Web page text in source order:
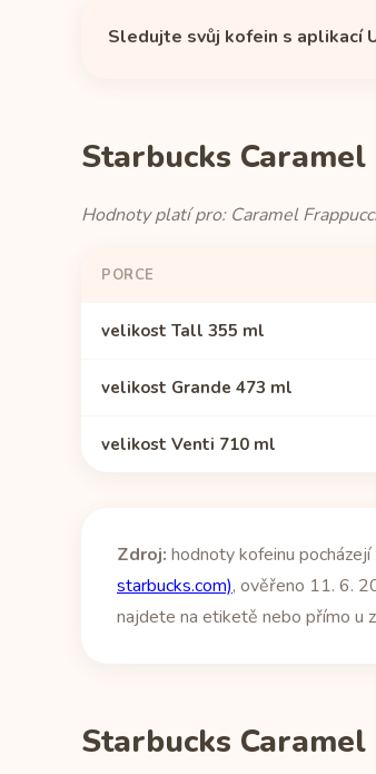
Sledujte svůj kofein s aplikací
Starbucks
Hodnoty platí pro: Caramel
PORCE
velikost Tall 355 ml
velikost Grande 473 ml
velikost Venti 710 ml
Zdroj: hodnoty kofeinu pocházejí
starbucks.com), ověřeno 11. 6.
najdete na etiketě nebo přímo u
Starbucks